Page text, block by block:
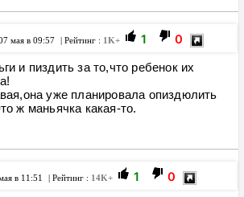
мая в 09:57 | Рейтинг : 1K+ 1 0
и пиздить за то,что ребенок их
уже планировала опиздюлить
ж маньячка какая-то.
в 11:51 | Рейтинг : 14K+ 1 0